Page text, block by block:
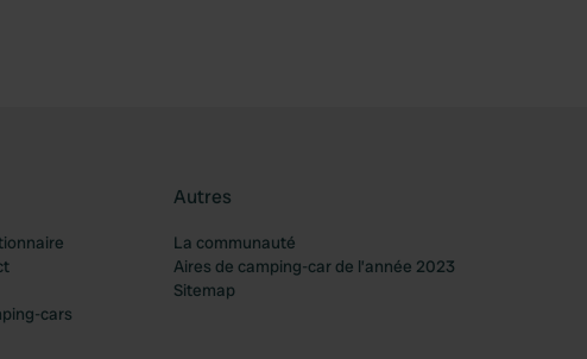
cars
Autres
La communauté
Aires de camping-car de l’année 2023
Sitemap